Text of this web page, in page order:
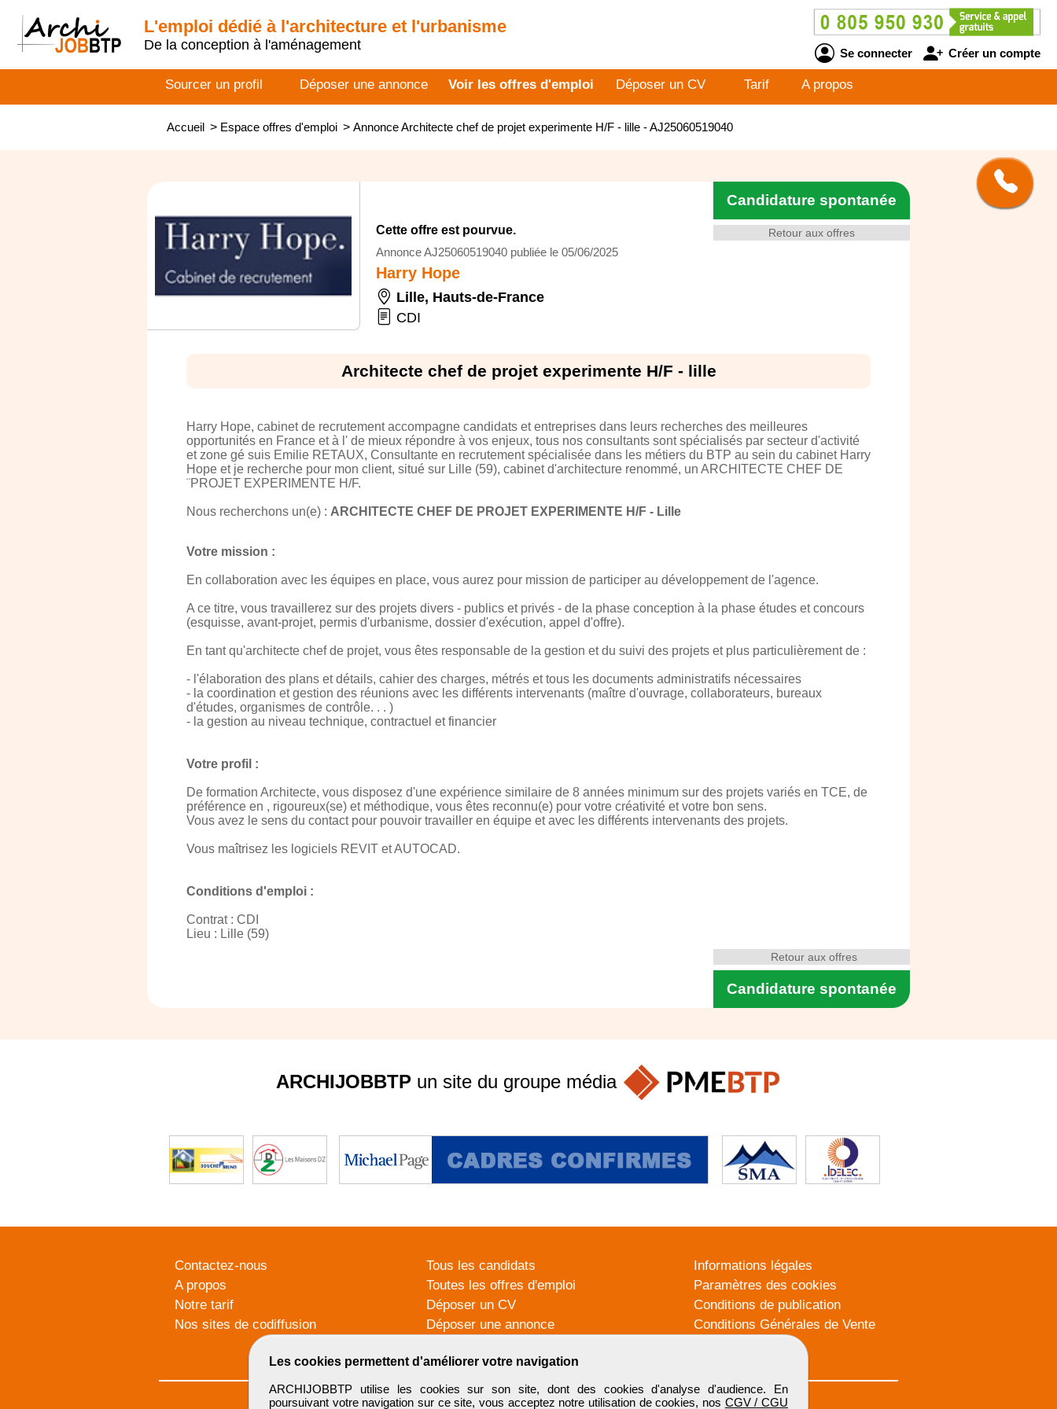
L'emploi dédié à l'architecture et l'urbanisme
De la conception à l'aménagement
Se connecter Créer un compte
Sourcer un profil Déposer une annonce Voir les offres d'emploi Déposer un CV Tarif A propos
Accueil > Espace offres d'emploi > Annonce Architecte chef de projet experimente H/F - lille - AJ25060519040
Retour aux offres
Candidature spontanée
Cette offre est pourvue.
Annonce AJ25060519040 publiée le 05/06/2025
Harry Hope
Lille, Hauts-de-France
CDI
Architecte chef de projet experimente H/F - lille
Harry Hope, cabinet de recrutement accompagne candidats et entreprises dans leurs recherches des meilleures
opportunités en France et à l' de mieux répondre à vos enjeux, tous nos consultants sont spécialisés par secteur d'activité
et zone gé suis Emilie RETAUX, Consultante en recrutement spécialisée dans les métiers du BTP au sein du cabinet Harry
Hope et je recherche pour mon client, situé sur Lille (59), cabinet d'architecture renommé, un ARCHITECTE CHEF DE
¨PROJET EXPERIMENTE H/F.
Nous recherchons un(e) : ARCHITECTE CHEF DE PROJET EXPERIMENTE H/F - Lille
Votre mission :
En collaboration avec les équipes en place, vous aurez pour mission de participer au développement de l'agence.
A ce titre, vous travaillerez sur des projets divers - publics et privés - de la phase conception à la phase études et concours
(esquisse, avant-projet, permis d'urbanisme, dossier d'exécution, appel d'offre).
En tant qu'architecte chef de projet, vous êtes responsable de la gestion et du suivi des projets et plus particulièrement de :
- l'élaboration des plans et détails, cahier des charges, métrés et tous les documents administratifs nécessaires
- la coordination et gestion des réunions avec les différents intervenants (maître d'ouvrage, collaborateurs, bureaux
d'études, organismes de contrôle. . . )
- la gestion au niveau technique, contractuel et financier
Votre profil :
De formation Architecte, vous disposez d'une expérience similaire de 8 années minimum sur des projets variés en TCE, de
préférence en , rigoureux(se) et méthodique, vous êtes reconnu(e) pour votre créativité et votre bon sens.
Vous avez le sens du contact pour pouvoir travailler en équipe et avec les différents intervenants des projets.
Vous maîtrisez les logiciels REVIT et AUTOCAD.
Conditions d'emploi :
Contrat : CDI
Lieu : Lille (59)
Candidature spontanée
Retour aux offres
Les cookies permettent d'améliorer votre navigation
ARCHIJOBBTP utilise les cookies sur son site, dont des cookies d'analyse d'audience. En
poursuivant votre navigation sur ce site, vous acceptez notre utilisation de cookies, nos CGV / CGU
ARCHIJOBBTPun site du groupe média
Contactez-nous
A propos
Notre tarif
Nos sites de codiffusion
Tous les candidats
Toutes les offres d'emploi
Déposer un CV
Déposer une annonce
Informations légales
Paramètres des cookies
Conditions de publication
Conditions Générales de Vente